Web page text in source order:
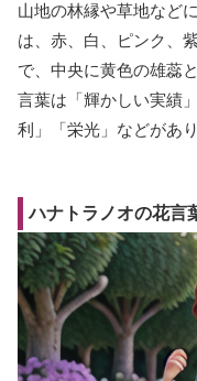
山地の林縁や草地など
は、赤、白、ピンク、
で、中央に黄色の雄蕊
言葉は「輝かしい実績
利」「栄光」などがあり
ハナトラノオの花言